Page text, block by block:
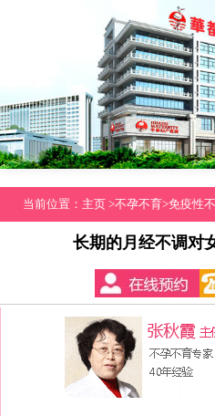
当前位置： 主页 >不孕不育>免疫性
长期的月经不调对